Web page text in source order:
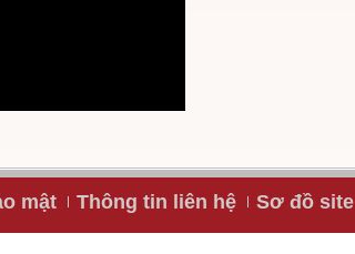
mật Thông tin liên hệ Sơ đồ site